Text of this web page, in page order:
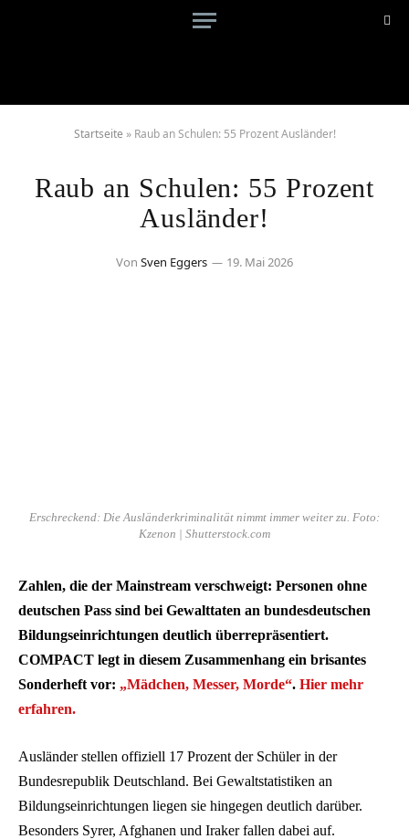
Startseite » Raub an Schulen: 55 Prozent Ausländer!
Raub an Schulen: 55 Prozent
Ausländer!
Von Sven Eggers 19. Mai 2026
Erschreckend: Die Ausländerkriminalität nimmt immer weiter zu. Foto:
Kzenon | Shutterstock.com
Zahlen, die der Mainstream verschweigt: Personen ohne
deutschen Pass sind bei Gewalttaten an bundesdeutschen
Bildungseinrichtungen deutlich überrepräsentiert.
COMPACT legt in diesem Zusammenhang ein brisantes
Sonderheft vor: „Mädchen, Messer, Morde“. Hier mehr
erfahren.
Ausländer stellen offiziell 17 Prozent der Schüler in der
Bundesrepublik Deutschland. Bei Gewaltstatistiken an
Bildungseinrichtungen liegen sie hingegen deutlich darüber.
Besonders Syrer, Afghanen und Iraker fallen dabei auf.